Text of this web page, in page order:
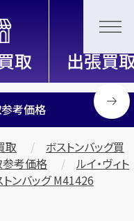
実績の買取専門店「買取大
参考価格
取
ボストンバッグ買
参考価格
ルイ・ヴィト
ンバッグ M41426